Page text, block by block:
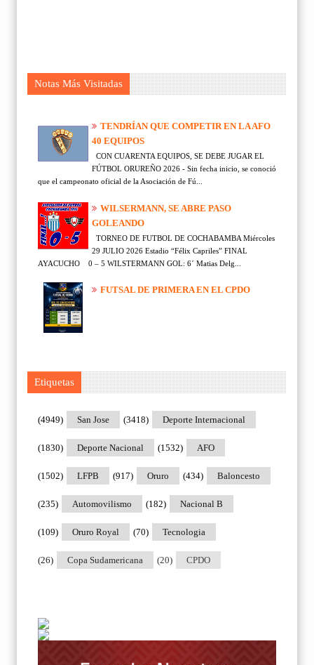
Notas Más Visitadas
TENDRÍAN QUE COMPETIR EN LA AFO
40 EQUIPOS
CON CUARENTA EQUIPOS, SE DEBE JUGAR EL
FÚTBOL ORUREÑO 2026 - Sin fecha inicio, se conoció
que el campeonato oficial de la Asociación de Fú...
WILSERMANN, SE ABRE PASO
GOLEANDO
TORNEO DE FUTBOL DE COCHABAMBA Miércoles
29 JULIO 2026 Estadio “Félix Capriles” FINAL
AYACUCHO 0 – 5 WILSTERMANN GOL: 6´ Matias Delg...
FUTSAL DE PRIMERA EN EL CPDO
Etiquetas
San Jose
(4949) Deporte Internacional
(3418)
Deporte Nacional
(1830) AFO
(1532)
LFPB
(1502) Oruro
(917) Baloncesto
(434)
Automovilismo
(235) Nacional B
(182)
Oruro Royal
(109) Tecnologia
(70)
Copa Sudamericana
(26) CPDO
(20)